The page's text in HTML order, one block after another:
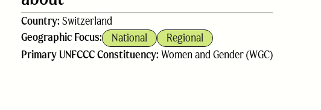
Country: Switzerland
Geographic Focus:
National
Regional
Primary UNFCCC Constituency: Women and Gender (WGC)